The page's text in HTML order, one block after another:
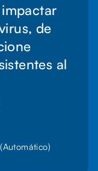
de
al